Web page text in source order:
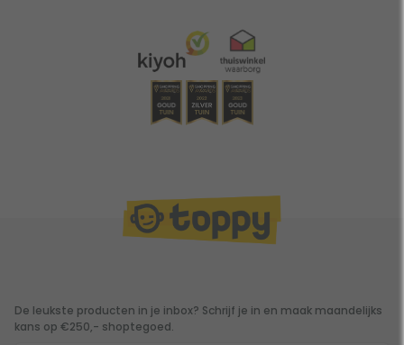
De leukste producten in je inbox? Schrijf je in en maak maandelijks
kans op €250,- shoptegoed.